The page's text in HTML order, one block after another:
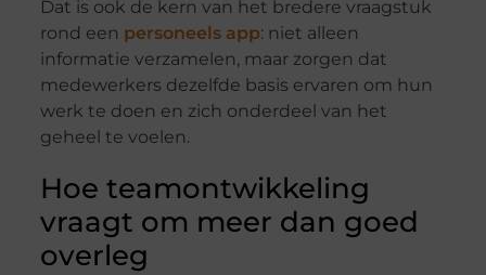
Dat is ook de kern van het bredere vraagstuk
rond een personeels app: niet alleen
informatie verzamelen, maar zorgen dat
medewerkers dezelfde basis ervaren om hun
werk te doen en zich onderdeel van het
geheel te voelen.
Hoe teamontwikkeling
vraagt om meer dan goed
overleg